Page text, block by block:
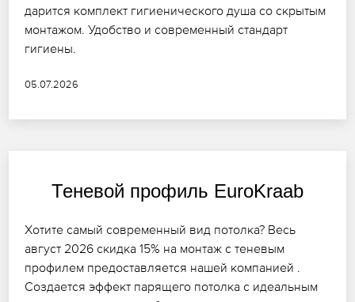
дарится комплект гигиенического душа со скрытым
монтажом. Удобство и современный стандарт
гигиены.
05.07.2026
Теневой профиль EuroKraab
Хотите самый современный вид потолка? Весь
август 2026 скидка 15% на монтаж с теневым
профилем предоставляется нашей компанией .
Создается эффект парящего потолка с идеальным